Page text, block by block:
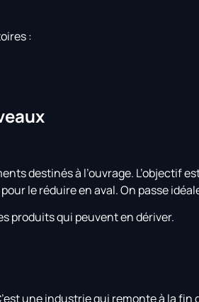
:
destinés à l’ouvrage. L’objectif
le réduire en aval. On passe
produits qui peuvent en dériver.
une industrie qui remonte à la